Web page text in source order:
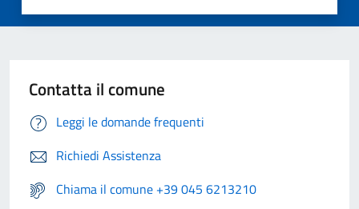
Contatta il comune
Leggi le domande frequenti
Richiedi Assistenza
Chiama il comune +39 045 6213210